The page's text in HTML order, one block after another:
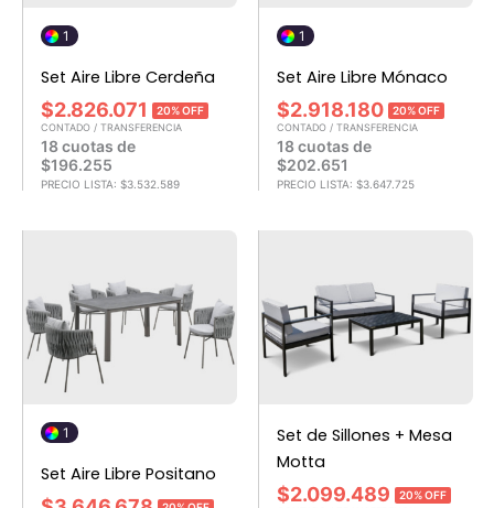
1
Set Aire Libre Cerdeña
$2.826.071 20% OFF
CONTADO / TRANSFERENCIA
18 cuotas de
$196.255
PRECIO LISTA: $3.532.589
1
Set Aire Libre Mónaco
$2.918.180 20% OFF
CONTADO / TRANSFERENCIA
18 cuotas de
$202.651
PRECIO LISTA: $3.647.725
1
Set Aire Libre Positano
Set de Sillones + Mesa
Motta
$2.099.489 20% OFF